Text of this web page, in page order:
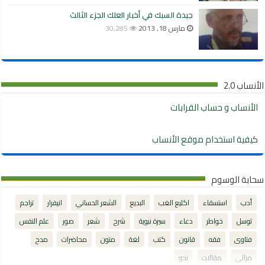
جيدة السبك في أخبار العلك الجزء الثالث
مارس 18, 2013 30,285
الأنساب 2.0
الأنساب و حساب القرابات
كيفية استخدام موقع الأنساب
سحابة الوسوم
أدب استسقاء اكليع الغب البديع الشعر الحساني انيفرار
تراجم
توسل
خواطر دعاء سيرة نبوية شرح شعر صور
علم النفس
فتاوى
فقه قانون كتب لغة متون محاضرات
مدح
مراثي
مقالات نحو